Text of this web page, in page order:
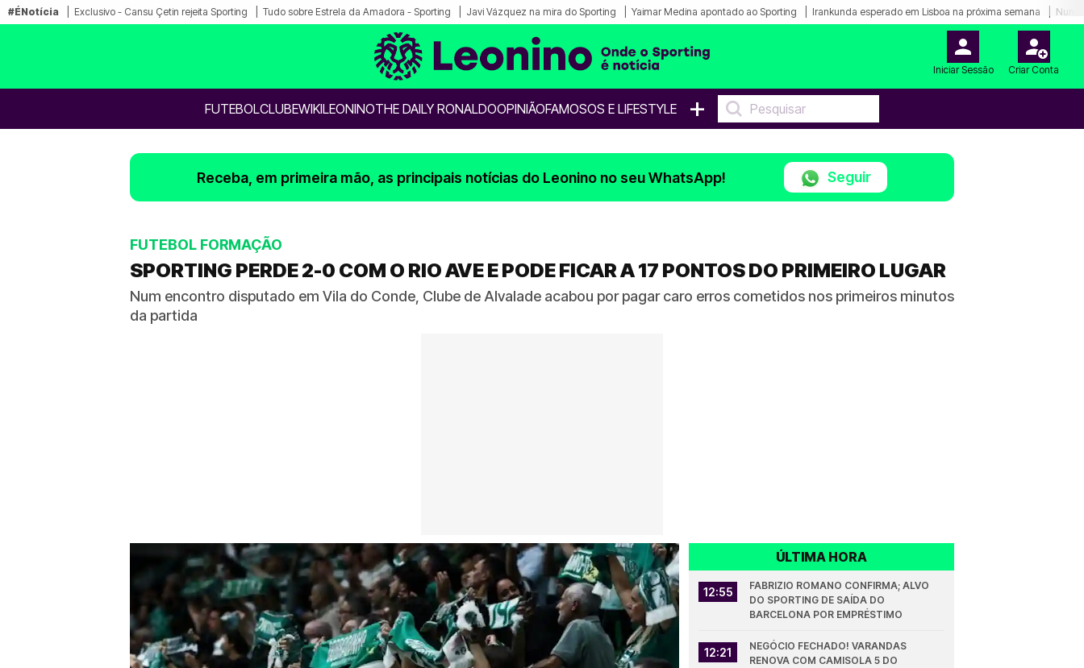
#ÉNotícia Exclusivo - Cansu Çetin rejeita Sporting Tudo sobre Estrela da Amadora - Sporting Javi Vázquez na mira do Sporting Yaimar Medina apontado ao Sporting Irankunda esperado em Lisboa na próxima semana
Iniciar Sessão Criar Conta
FUTEBOLCLUBEWIKILEONINOTHE DAILY RONALDOOPINIÃOFAMOSOS E LIFESTYLE +
Receba, em primeira mão, as principais notícias do Leonino no seu WhatsApp! Seguir
FUTEBOL FORMAÇÃO
SPORTING PERDE 2-0 COM O RIO AVE E PODE FICAR A 17 PONTOS DO PRIMEIRO LUGAR
Num encontro disputado em Vila do Conde, Clube de Alvalade acabou por pagar caro erros cometidos nos primeiros minutos
da partida
ÚLTIMA HORA
12:55
FABRIZIO ROMANO CONFIRMA; ALVO
DO SPORTING DE SAÍDA DO
BARCELONA POR EMPRÉSTIMO
12:21
NEGÓCIO FECHADO! VARANDAS
RENOVA COM CAMISOLA 5 DO